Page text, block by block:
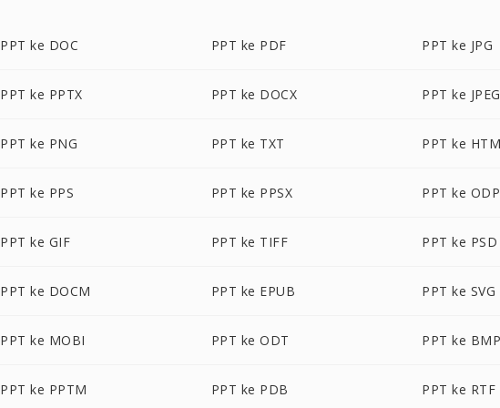
PPT ke DOC PPT ke PDF PPT ke JPG
PPT ke PPTX PPT ke DOCX PPT ke JPEG
PPT ke PNG PPT ke TXT PPT ke
PPT ke PPS PPT ke PPSX PPT ke ODP
PPT ke GIF PPT ke TIFF PPT ke PSD
PPT ke DOCM PPT ke EPUB PPT ke SVG
PPT ke MOBI PPT ke ODT PPT ke BMP
PPT ke PPTM PPT ke PDB PPT ke RTF